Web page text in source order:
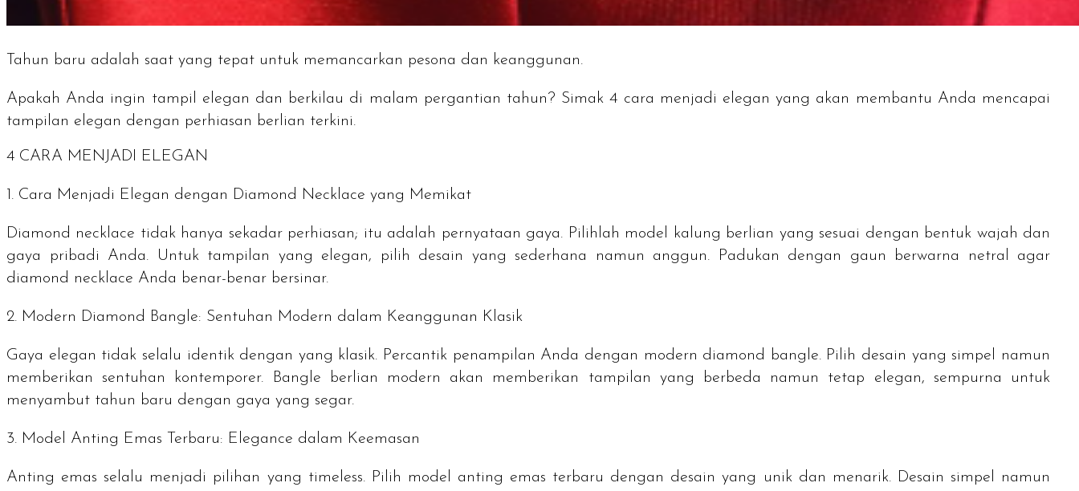
Tahun baru adalah saat yang tepat untuk memancarkan pesona dan keanggunan.
Apakah Anda ingin tampil elegan dan berkilau di malam pergantian tahun? Simak 4 cara menjadi elegan yang akan membantu Anda mencapai
tampilan elegan dengan perhiasan berlian terkini.
4 CARA MENJADI ELEGAN
1. Cara Menjadi Elegan dengan Diamond Necklace yang Memikat
Diamond necklace tidak hanya sekadar perhiasan; itu adalah pernyataan gaya. Pilihlah model kalung berlian yang sesuai dengan bentuk wajah dan
gaya pribadi Anda. Untuk tampilan yang elegan, pilih desain yang sederhana namun anggun. Padukan dengan gaun berwarna netral agar
diamond necklace Anda benar-benar bersinar.
2. Modern Diamond Bangle: Sentuhan Modern dalam Keanggunan Klasik
Gaya elegan tidak selalu identik dengan yang klasik. Percantik penampilan Anda dengan modern diamond bangle. Pilih desain yang simpel namun
memberikan sentuhan kontemporer. Bangle berlian modern akan memberikan tampilan yang berbeda namun tetap elegan, sempurna untuk
menyambut tahun baru dengan gaya yang segar.
3. Model Anting Emas Terbaru: Elegance dalam Keemasan
Anting emas selalu menjadi pilihan yang timeless. Pilih model anting emas terbaru dengan desain yang unik dan menarik. Desain simpel namun